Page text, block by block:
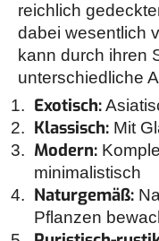
reichlich
dabei wesentlich
kann durch ihren
unterschiedliche
Exotisch:
Klassisch: Mit
Modern:
minimalistisch
Naturgemäß:
Pflanzen